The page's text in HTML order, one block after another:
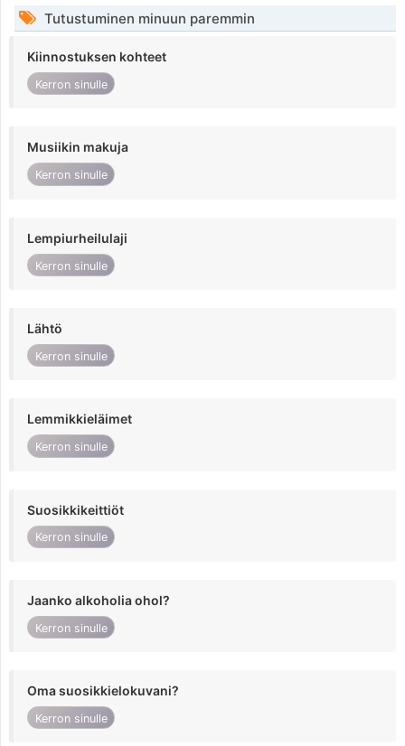
Tutustuminen minuun paremmin
Kiinnostuksen kohteet
Kerron sinulle
Musiikin makuja
Kerron sinulle
Lempiurheilulaji
Kerron sinulle
Lähtö
Kerron sinulle
Lemmikkieläimet
Kerron sinulle
Suosikkikeittiöt
Kerron sinulle
Jaanko alkoholia ohol?
Kerron sinulle
Oma suosikkielokuvani?
Kerron sinulle